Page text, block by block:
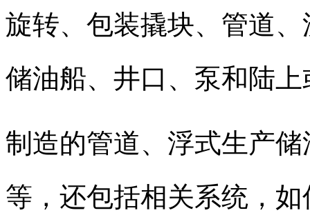
旋转、包装撬块、管道
储油船、井口、泵和陆上
制造的管道、浮式生产
等，还包括相关系统，